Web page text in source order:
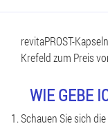
revitaPROST-
Krefeld zum Preis
WIE GEBE
Schauen Sie sich